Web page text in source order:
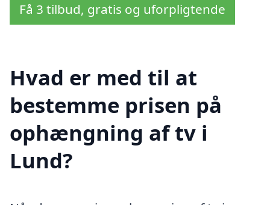
Få 3 tilbud, gratis og uforpligtende
Hvad er med til at
bestemme prisen på
ophængning af tv i
Lund?